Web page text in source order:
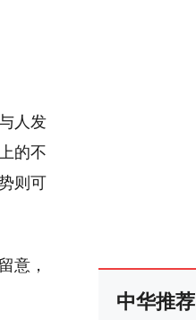
人发
的不
则可
意，
中华推荐